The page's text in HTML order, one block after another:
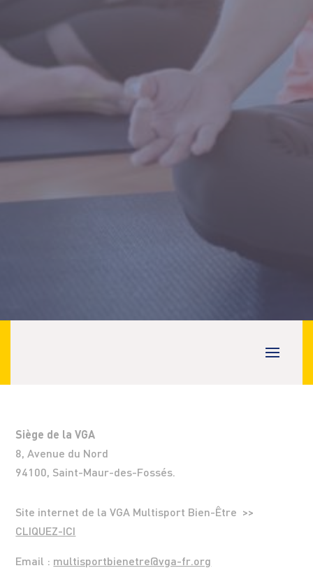
Siège de la VGA
8, Avenue du Nord
94100, Saint-Maur-des-Fossés.
Site internet de la VGA Multisport Bien-Être >>
CLIQUEZ-ICI
Email : multisportbienetre@vga-fr.org